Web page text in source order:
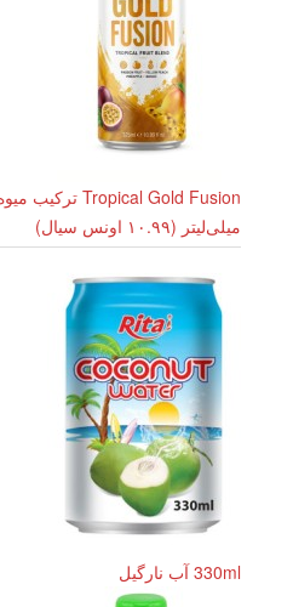
میلی‌لیتر (۱۰.۹۹ اونس سیال)
330ml آب نارگیل